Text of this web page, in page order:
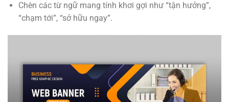
Chèn các từ ngữ mang tính khơi gợi như “tận hưởng”,
“chạm tới”, “sở hữu ngay”.